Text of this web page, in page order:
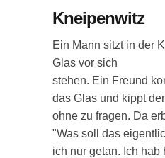
Kneipenwitz
Ein Mann sitzt in der
Glas vor sich
stehen. Ein Freund
das Glas und kippt
ohne zu fragen. Da
"Was soll das
ich nur getan. Ich